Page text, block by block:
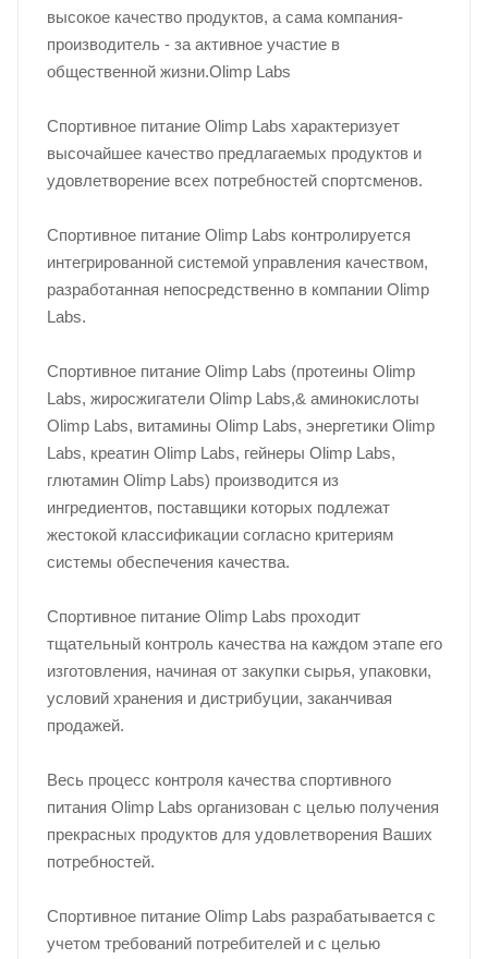
высокое качество продуктов, а сама компания-
производитель - за активное участие в
общественной жизни.Olimp Labs
Спортивное питание Olimp Labs характеризует
высочайшее качество предлагаемых продуктов и
удовлетворение всех потребностей спортсменов.
Спортивное питание Olimp Labs контролируется
интегрированной системой управления качеством,
разработанная непосредственно в компании Olimp
Labs.
Спортивное питание Olimp Labs (протеины Olimp
Labs, жиросжигатели Olimp Labs,& аминокислоты
Olimp Labs, витамины Olimp Labs, энергетики Olimp
Labs, креатин Olimp Labs, гейнеры Olimp Labs,
глютамин Olimp Labs) производится из
ингредиентов, поставщики которых подлежат
жестокой классификации согласно критериям
системы обеспечения качества.
Спортивное питание Olimp Labs проходит
тщательный контроль качества на каждом этапе его
изготовления, начиная от закупки сырья, упаковки,
условий хранения и дистрибуции, заканчивая
продажей.
Весь процесс контроля качества спортивного
питания Olimp Labs организован с целью получения
прекрасных продуктов для удовлетворения Ваших
потребностей.
Спортивное питание Olimp Labs разрабатывается с
учетом требований потребителей и с целью